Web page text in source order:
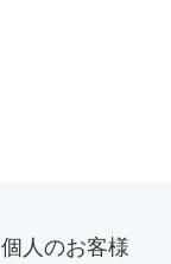
個人のお客様